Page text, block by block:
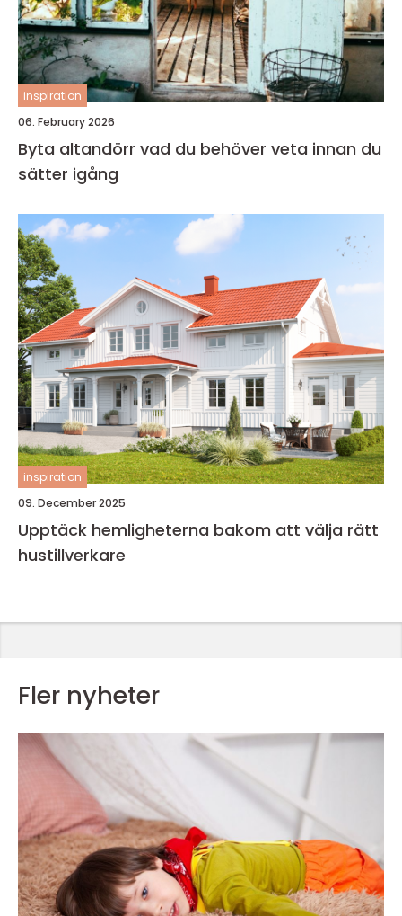
inspiration
06. February 2026
Byta altandörr vad du behöver veta innan du
sätter igång
inspiration
09. December 2025
Upptäck hemligheterna bakom att välja rätt
hustillverkare
Fler nyheter